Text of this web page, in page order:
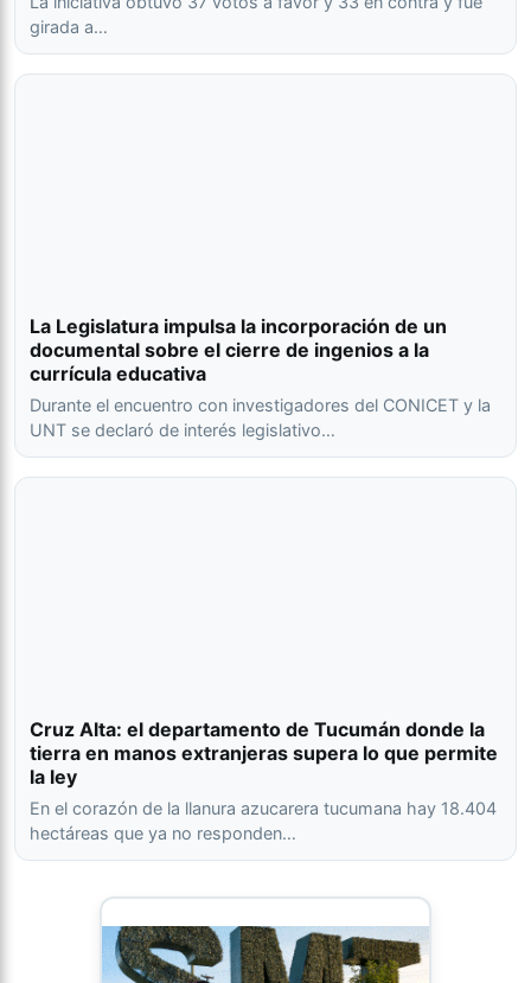
girada a…
La Legislatura impulsa la incorporación de un
documental sobre el cierre de ingenios a la
currícula educativa
Durante el encuentro con investigadores del CONICET y la
UNT se declaró de interés legislativo…
Cruz Alta: el departamento de Tucumán donde la
tierra en manos extranjeras supera lo que permite
la ley
En el corazón de la llanura azucarera tucumana hay 18.404
hectáreas que ya no responden…